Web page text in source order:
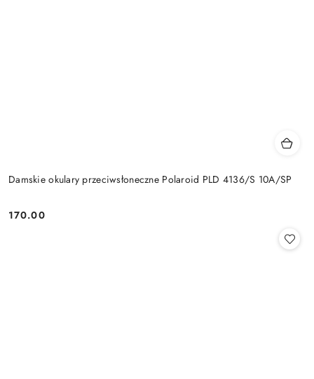
Damskie okulary przeciwsłoneczne Polaroid PLD 4136/S 10A/SP
Cena:
170.00